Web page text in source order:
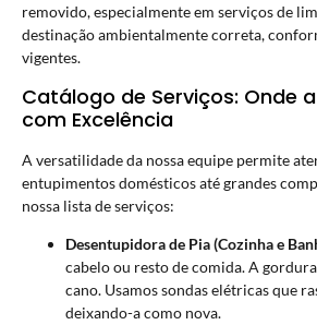
removido, especialmente em serviços de
destinação ambientalmente correta,
vigentes.
Catálogo de Serviços: Onde
com Excelência
A versatilidade da nossa equipe permite
entupimentos domésticos até grandes
nossa lista de serviços:
Desentupidora de Pia (Cozinha e
cabelo ou resto de comida. A
cano. Usamos sondas elétricas que
deixando-a como nova.